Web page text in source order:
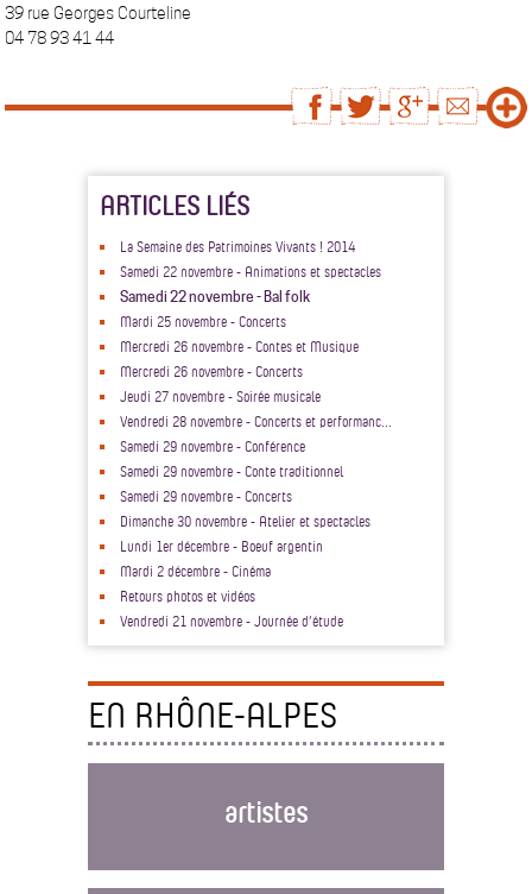
39 rue Georges Courteline
04 78 93 41 44
ARTICLES LIÉS
La Semaine des Patrimoines Vivants ! 2014
Samedi 22 novembre - Animations et spectacles
Samedi 22 novembre - Bal folk
Mardi 25 novembre - Concerts
Mercredi 26 novembre - Contes et Musique
Mercredi 26 novembre - Concerts
Jeudi 27 novembre - Soirée musicale
Vendredi 28 novembre - Concerts et performanc...
Samedi 29 novembre - Conférence
Samedi 29 novembre - Conte traditionnel
Samedi 29 novembre - Concerts
Dimanche 30 novembre - Atelier et spectacles
Lundi 1er décembre - Boeuf argentin
Mardi 2 décembre - Cinéma
Retours photos et vidéos
Vendredi 21 novembre - Journée d’étude
EN RHÔNE-ALPES
artistes